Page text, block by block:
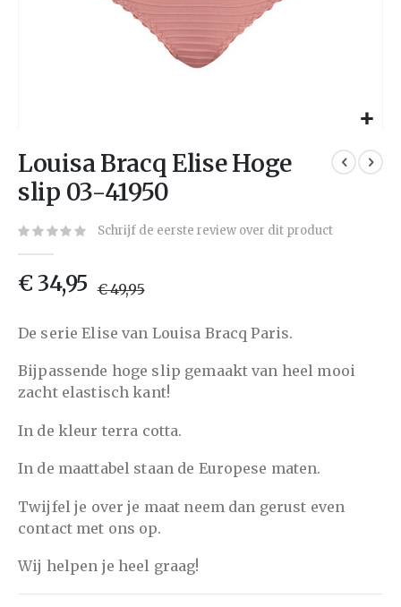
Louisa Bracq Elise Hoge
slip 03-41950
Schrijf de eerste review over dit product
€ 34,95 € 49,95
De serie Elise van Louisa Bracq Paris.
Bijpassende hoge slip gemaakt van heel mooi
zacht elastisch kant!
In de kleur terra cotta.
In de maattabel staan de Europese maten.
Twijfel je over je maat neem dan gerust even
contact met ons op.
Wij helpen je heel graag!